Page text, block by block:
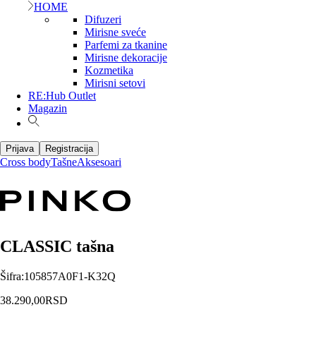
HOME
Difuzeri
Mirisne sveće
Parfemi za tkanine
Mirisne dekoracije
Kozmetika
Mirisni setovi
RE:Hub Outlet
Magazin
Prijava Registracija
Cross bodyTašneAksesoari
CLASSIC tašna
Šifra:105857A0F1-K32Q
38.290,00RSD